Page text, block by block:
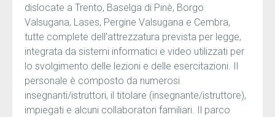
dislocate a Trento, Baselga di Pinè, Borgo
Valsugana, Lases, Pergine Valsugana e Cembra,
tutte complete dell’attrezzatura prevista per legge,
integrata da sistemi informatici e video utilizzati per
lo svolgimento delle lezioni e delle esercitazioni. Il
personale è composto da numerosi
insegnanti/istruttori, il titolare (insegnante/istruttore),
impiegati e alcuni collaboratori familiari. Il parco